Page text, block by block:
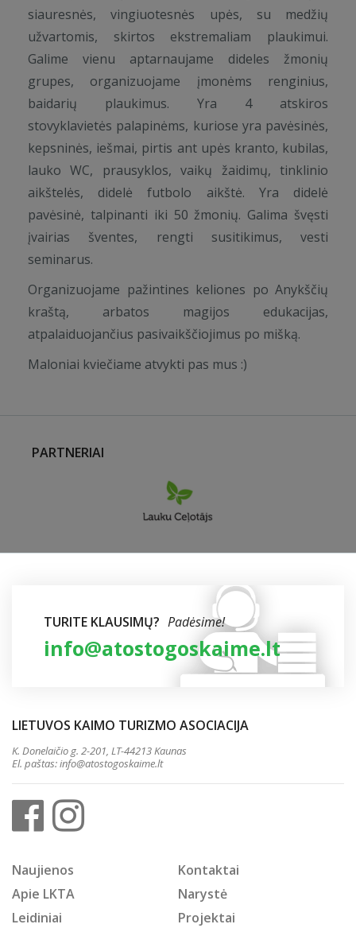
siauresnės, vingiuotesnės upės, su medžių
užvartomis, skirtos ekstremaliam plaukimui.
Galime vienu aptarnaujame dideles žmonių
grupes, organizuojame įmonėms renginius,
baidarių plaukimus. Yra 4 atskiros
stovyklavietės palapinėms, kuriose yra pavėsinės,
kepsninės, iešmai, pirtis ant upės kranto, kubilas,
lauko WC, prausyklos, vaikų žaidimų, tinklinio
aikštelės, didelė futbolo aikštė. Yra didelė
pavėsinė, talpinanti iki 50 žmonių. Galima švęsti
įvairias šventes, rengti susitikimus, vesti
seminarus.
Organizuojame pažintines keliones po Anykščių
kraštą, arbatos magijos edukacijas,
atpalaiduojančius pasivaikščiojimus po mišką.
Maloniai kviečiame atvykti pas mus :)
PARTNERIAI
TURITE KLAUSIMŲ? Padėsime!
info@atostogoskaime.lt
LIETUVOS KAIMO TURIZMO ASOCIACIJA
K. Donelaičio g. 2-201, LT-44213 Kaunas
El. paštas:info@atostogoskaime.lt
Naujienos
Kontaktai
Apie LKTA
Narystė
Leidiniai
Projektai